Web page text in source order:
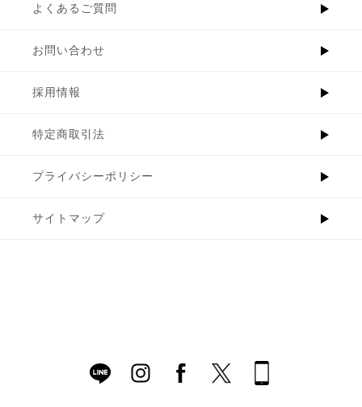
よくあるご質問
お問い合わせ
採用情報
特定商取引法
プライバシーポリシー
サイトマップ